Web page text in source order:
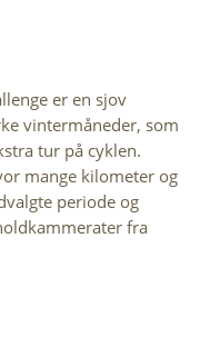
er en sjov
vintermåneder, som
tur på cyklen.
mange kilometer og
periode og
fra